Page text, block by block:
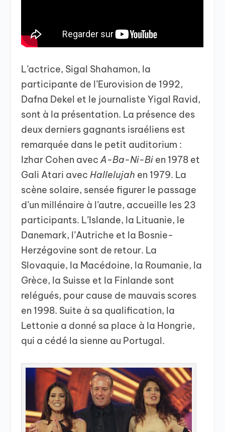
L’actrice, Sigal Shahamon, la
participante de l’Eurovision de 1992,
Dafna Dekel et le journaliste Yigal Ravid,
sont à la présentation. La présence des
deux derniers gagnants israéliens est
remarquée dans le petit auditorium :
Izhar Cohen avecA-Ba-Ni-Bi en 1978 et
Gali Atari avecHallelujah en 1979. La
scène solaire, sensée figurer le passage
d’un millénaire à l’autre, accueille les 23
participants. L’Islande, la Lituanie, le
Danemark, l’Autriche et la Bosnie-
Herzégovine sont de retour. La
Slovaquie, la Macédoine, la Roumanie, la
Grèce, la Suisse et la Finlande sont
relégués, pour cause de mauvais scores
en 1998. Suite à sa qualification, la
Lettonie a donné sa place à la Hongrie,
qui a cédé la sienne au Portugal.